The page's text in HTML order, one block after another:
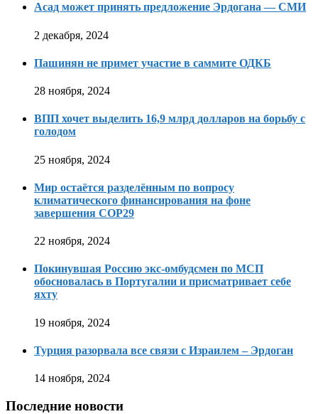
Асад может принять предложение Эрдогана — СМИ
2 декабря, 2024
Пашинян не примет участие в саммите ОДКБ
28 ноября, 2024
ВПП хочет выделить 16,9 млрд долларов на борьбу с
голодом
25 ноября, 2024
Мир остаётся разделённым по вопросу
климатического финансирования на фоне
завершения COP29
22 ноября, 2024
Покинувшая Россию экс-омбудсмен по МСП
обосновалась в Португалии и присматривает себе
яхту
19 ноября, 2024
Турция разорвала все связи с Израилем – Эрдоган
14 ноября, 2024
Последние новости